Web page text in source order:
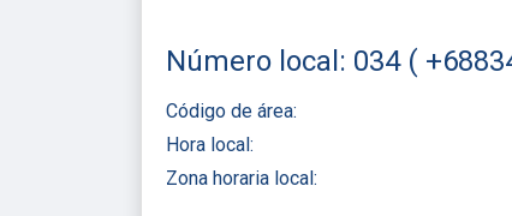
Número local: 034 (
Código de área:
Hora local:
Zona horaria local: